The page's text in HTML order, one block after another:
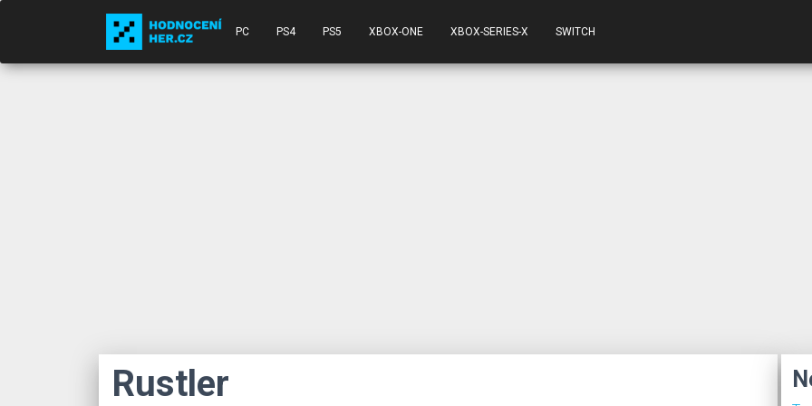
PC PS4 PS5 XBOX-ONE XBOX-SERIES-X SWITCH
Rustler